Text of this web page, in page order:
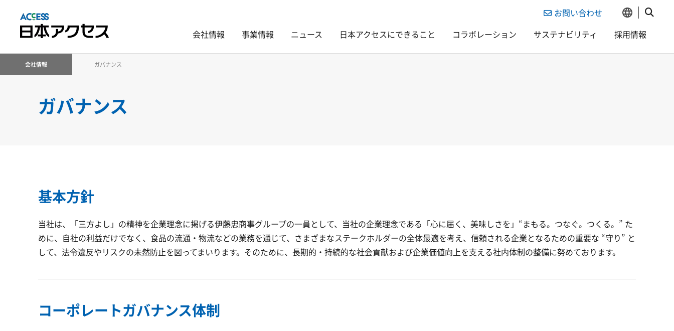
お問い合わせ
会社情報
事業情報 ニュース 日本アクセスにできること コラボレーション サステナビリティ 採用情報
会社情報 ガバナンス
ガバナンス
基本方針
当社は、「三方よし」の精神を企業理念に掲げる伊藤忠商事グループの一員として、当社の企業理念である「心に届く、美味しさを」“まもる。つなぐ。つくる。” た
めに、自社の利益だけでなく、食品の流通・物流などの業務を通じて、さまざまなステークホルダーの全体最適を考え、信頼される企業となるための重要な “守り” と
して、法令違反やリスクの未然防止を図ってまいります。そのために、長期的・持続的な社会貢献および企業価値向上を支える社内体制の整備に努めております。
コーポレートガバナンス体制